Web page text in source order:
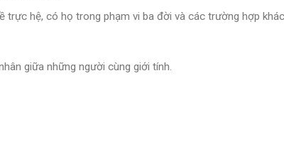
trực hệ, có họ trong phạm vi ba đời và các trường hợp
giữa những người cùng giới tính.